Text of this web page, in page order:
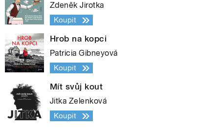
Zdeněk Jirotka
Koupit
Hrob na kopci
Patricia Gibneyová
Koupit
Mít svůj kout
Jitka Zelenková
Koupit